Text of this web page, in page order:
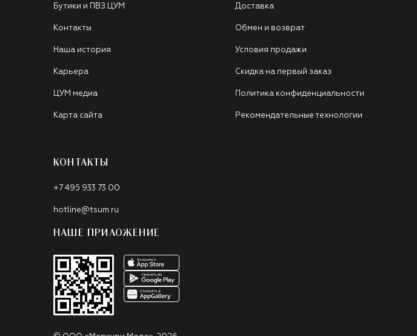
Бутики и ПВЗ ЦУМ
Контакты
Наша история
Карьера
ЦУМ медиа
Карта сайта
Доставка
Обмен и возврат
Условия продажи
Скидка на первый заказ
Политика конфиденциальности
Рекомендательные технологии
КОНТАКТЫ
+7 495 933 73 00
hotline@tsum.ru
НАШЕ ПРИЛОЖЕНИЕ